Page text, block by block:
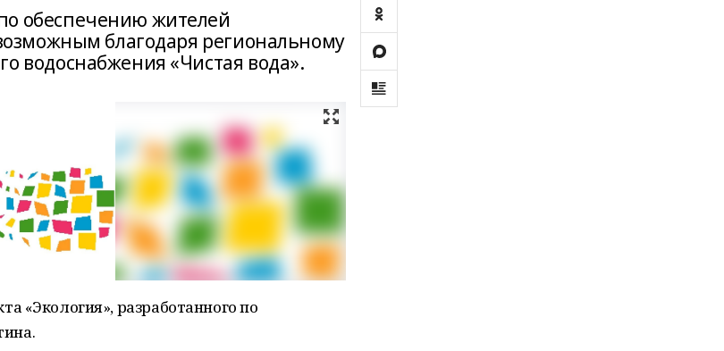
обеспечению жителей
благодаря региональному
водоснабжения «Чистая вода».
«Экология», разработанного по